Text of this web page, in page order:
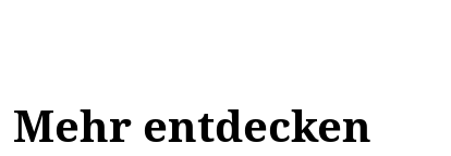
Mehr entdecken